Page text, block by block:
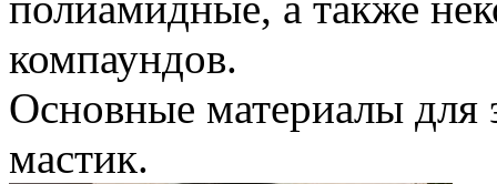
компаундов.
Основные материалы для
мастик.